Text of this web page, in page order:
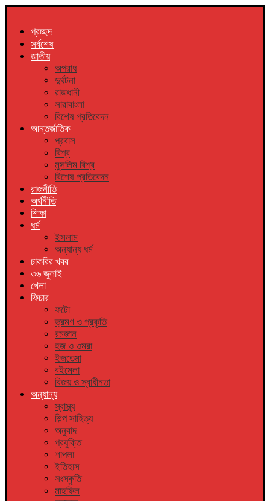
প্রচ্ছদ
সর্বশেষ
জাতীয়
অপরাধ
দুর্ঘটনা
রাজধানী
সারাবাংলা
বিশেষ প্রতিবেদন
আন্তর্জাতিক
প্রবাস
বিশ্ব
মুসলিম বিশ্ব
বিশেষ প্রতিবেদন
রাজনীতি
অর্থনীতি
শিক্ষা
ধর্ম
ইসলাম
অন্যান্য ধর্ম
চাকরির খবর
৩৬ জুলাই
খেলা
ফিচার
ফটো
ভ্রমণ ও প্রকৃতি
রমজান
হজ ও ওমরা
ইজতেমা
বইমেলা
বিজয় ও স্বাধীনতা
অন্যান্য
স্বাস্থ্য
শিল্প সাহিত্য
অনুবাদ
প্রযুক্তি
শাপলা
ইতিহাস
সংস্কৃতি
মাহফিল